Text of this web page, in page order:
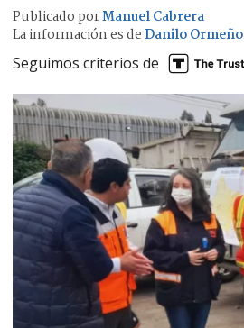
Publicado porManuel Cabrera
La información es de Danilo Ormeño
Seguimos criterios de